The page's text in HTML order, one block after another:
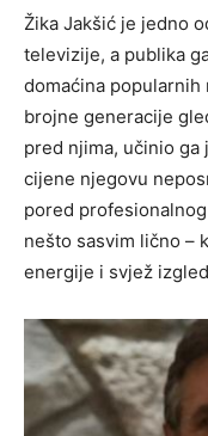
Žika Jakšić je jedno
televizije, a publika
domaćina
brojne generacije
pred njima, učinio
cijene njegovu
pored
nešto sasvim lično –
energije i svjež